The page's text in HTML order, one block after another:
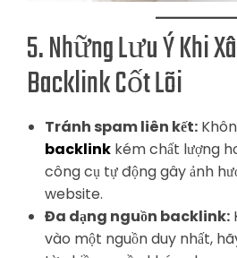
5. Những Lưu Ý Khi
Backlink Cốt Lõi
Tránh spam liên kết:
backlink kém chất lượng
công cụ tự động gây ảnh
website.
Đa dạng nguồn backlink:
vào một nguồn duy nhất,